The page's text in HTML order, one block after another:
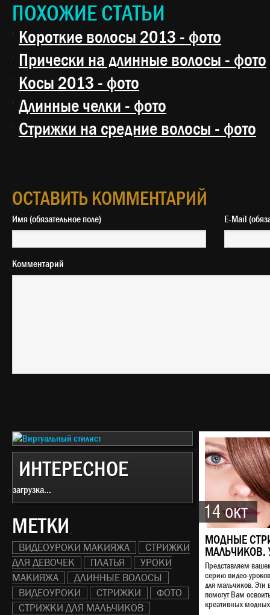
ПОХОЖИЕ СТАТЬИ
Короткие волосы 2013 - фото
Прически на длинные волосы - фото
Косы 2013 - фото
Длинные челки - фото
Стрижки на средние волосы - фото
ОСТАВИТЬ КОММЕНТАРИЙ
Имя (обязательное поле) E-Mail
Комментарий
ИНТЕРЕСНОЕ
загрузка...
МЕТКИ
ВИДЕОУРОКИ МАКИЯЖА
СТРИЖКИ
ДЛЯ ДЕВОЧЕК
ПЛАТЬЯ
УРОКИ
МАКИЯЖА
ДЛИННЫЕ ВОЛОСЫ
ВИДЕОУРОКИ
СТРИЖКИ
ФОТО
СТРИЖКИ ДЛЯ МАЛЬЧИКОВ
14 окт
МОДНЫЕ
МАЛЬЧИКОВ.
Представляем
серию видео-
для мальчиков. Эти
помогут Вам
креативных